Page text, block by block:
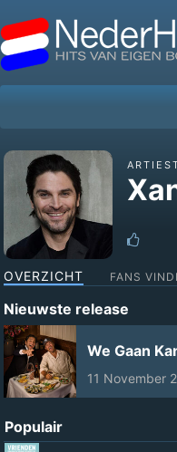
OVERZICHT FANS
Nieuwste release
We Gaan
11 November
Populair